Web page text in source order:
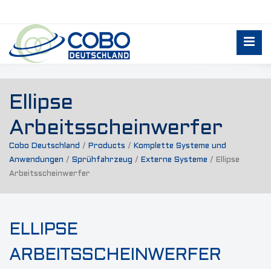
Ellipse
Arbeitsscheinwerfer
Cobo Deutschland / Products / Komplette Systeme und
Anwendungen / Sprühfahrzeug / Externe Systeme / Ellipse
Arbeitsscheinwerfer
ELLIPSE
ARBEITSSCHEINWERFER